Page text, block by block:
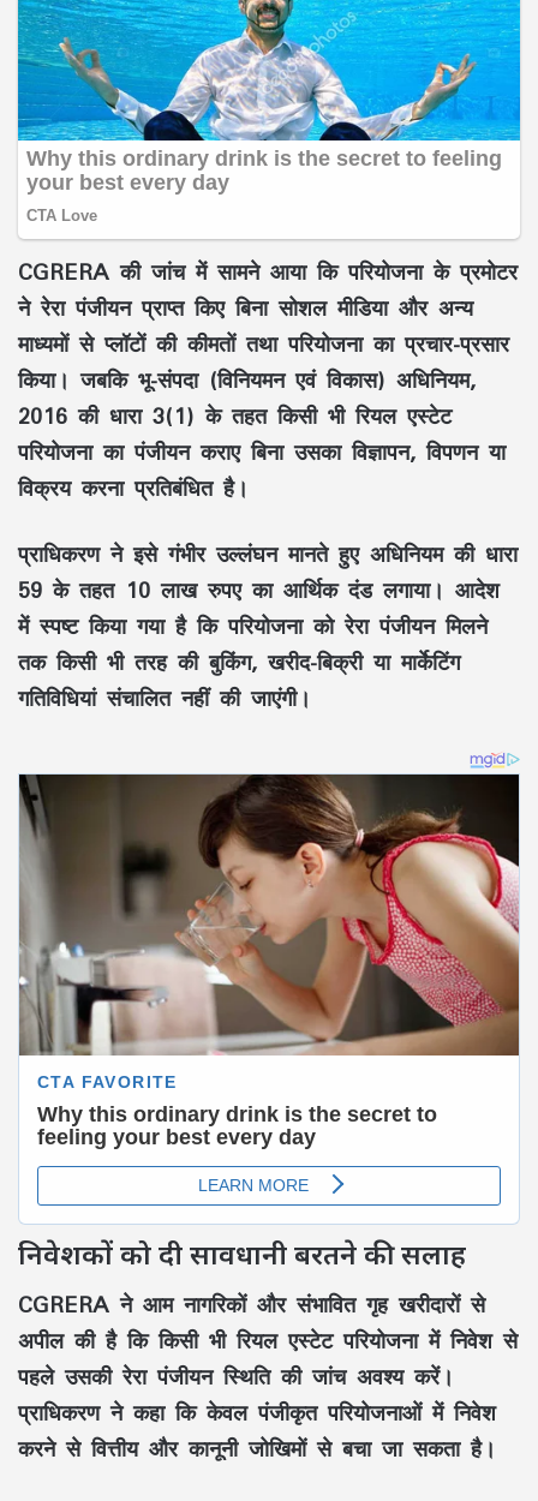
CGRERA की जांच में सामने आया कि परियोजना के प्रमोटर
ने रेरा पंजीयन प्राप्त किए बिना सोशल मीडिया और अन्य
माध्यमों से प्लॉटों की कीमतों तथा परियोजना का प्रचार-प्रसार
किया। जबकि भू-संपदा (विनियमन एवं विकास) अधिनियम,
2016 की धारा 3(1) के तहत किसी भी रियल एस्टेट
परियोजना का पंजीयन कराए बिना उसका विज्ञापन, विपणन या
विक्रय करना प्रतिबंधित है।
प्राधिकरण ने इसे गंभीर उल्लंघन मानते हुए अधिनियम की धारा
59 के तहत 10 लाख रुपए का आर्थिक दंड लगाया। आदेश
में स्पष्ट किया गया है कि परियोजना को रेरा पंजीयन मिलने
तक किसी भी तरह की बुकिंग, खरीद-बिक्री या मार्केटिंग
गतिविधियां संचालित नहीं की जाएंगी।
निवेशकों को दी सावधानी बरतने की सलाह
CGRERA ने आम नागरिकों और संभावित गृह खरीदारों से
अपील की है कि किसी भी रियल एस्टेट परियोजना में निवेश से
पहले उसकी रेरा पंजीयन स्थिति की जांच अवश्य करें।
प्राधिकरण ने कहा कि केवल पंजीकृत परियोजनाओं में निवेश
करने से वित्तीय और कानूनी जोखिमों से बचा जा सकता है।